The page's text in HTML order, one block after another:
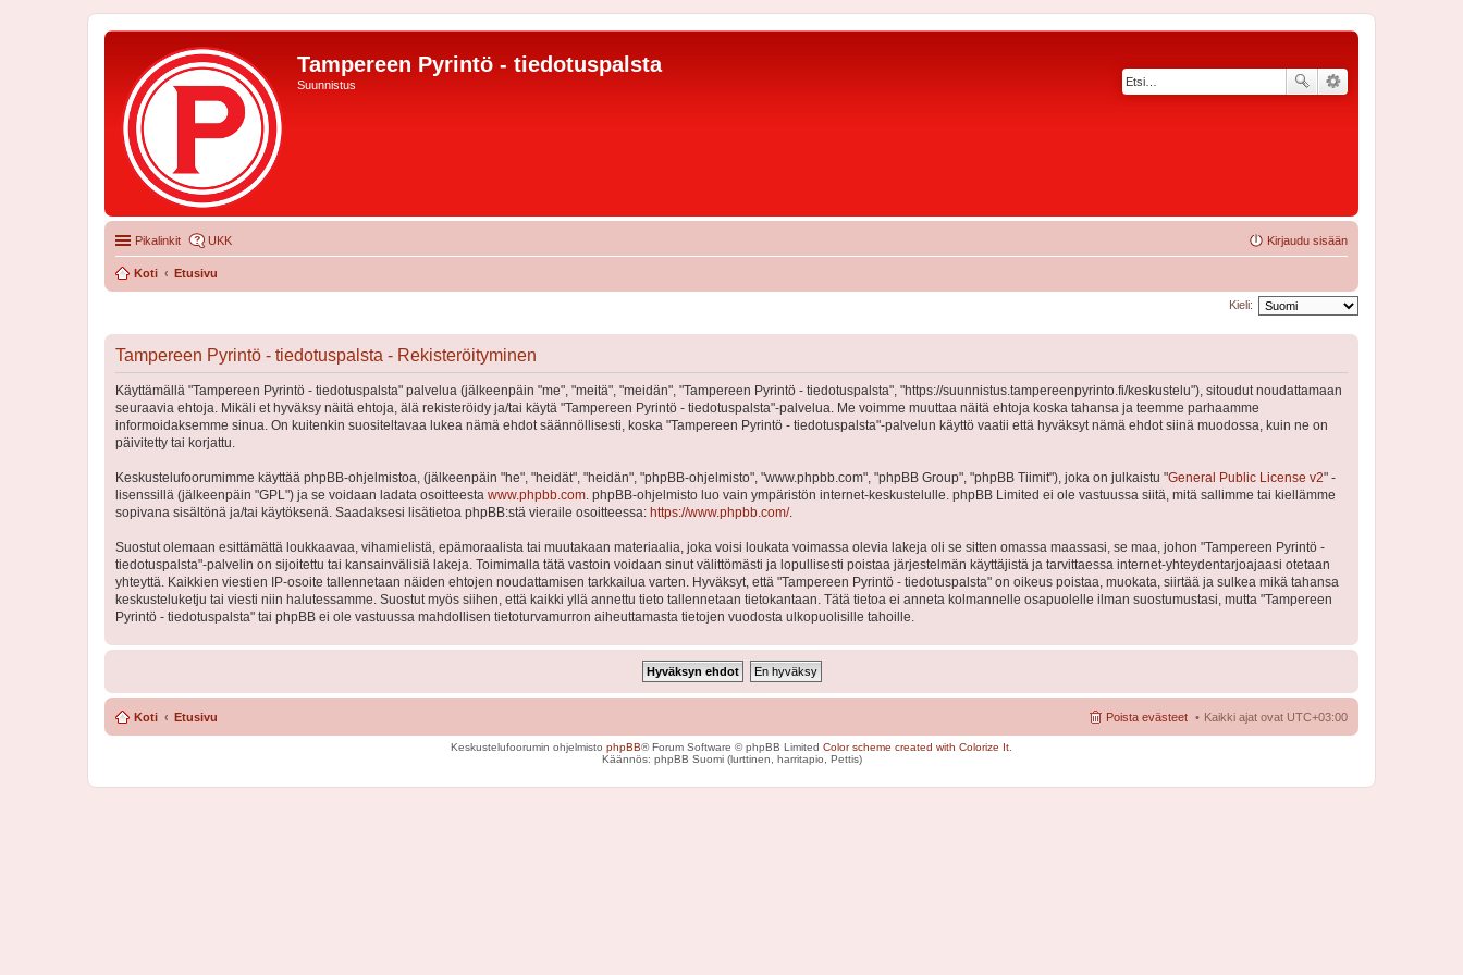
Tampereen Pyrintö - tiedotuspalsta
Suunnistus
Pikalinkit UKK Kirjaudu sisään
Koti Etusivu
Kieli:
Tampereen Pyrintö - tiedotuspalsta - Rekisteröityminen
Käyttämällä "Tampereen Pyrintö - tiedotuspalsta" palvelua (jälkeenpäin "me", "meitä", "meidän", "Tampereen Pyrintö - tiedotuspalsta", "https://suunnistus.tampereenpyrinto.fi/keskustelu"), sitoudut noudattamaan
seuraavia ehtoja. Mikäli et hyväksy näitä ehtoja, älä rekisteröidy ja/tai käytä "Tampereen Pyrintö - tiedotuspalsta"-palvelua. Me voimme muuttaa näitä ehtoja koska tahansa ja teemme parhaamme
informoidaksemme sinua. On kuitenkin suositeltavaa lukea nämä ehdot säännöllisesti, koska "Tampereen Pyrintö - tiedotuspalsta"-palvelun käyttö vaatii että hyväksyt nämä ehdot siinä muodossa, kuin ne on
päivitetty tai korjattu.
Keskustelufoorumimme käyttää phpBB-ohjelmistoa, (jälkeenpäin "he", "heidät", "heidän", "phpBB-ohjelmisto", "www.phpbb.com", "phpBB Group", "phpBB Tiimit"), joka on julkaistu "General Public License v2" -
lisenssillä (jälkeenpäin "GPL") ja se voidaan ladata osoitteesta www.phpbb.com . phpBB-ohjelmisto luo vain ympäristön internet-keskustelulle. phpBB Limited ei ole vastuussa siitä, mitä sallimme tai kiellämme
sopivana sisältönä ja/tai käytöksenä. Saadaksesi lisätietoa phpBB:stä vieraile osoitteessa: https://www.phpbb.com/.
Suostut olemaan esittämättä loukkaavaa, vihamielistä, epämoraalista tai muutakaan materiaalia, joka voisi loukata voimassa olevia lakeja oli se sitten omassa maassasi, se maa, johon "Tampereen Pyrintö -
tiedotuspalsta"-palvelin on sijoitettu tai kansainvälisiä lakeja. Toimimalla tätä vastoin voidaan sinut välittömästi ja lopullisesti poistaa järjestelmän käyttäjistä ja tarvittaessa internet-yhteydentarjoajaasi otetaan
yhteyttä. Kaikkien viestien IP-osoite tallennetaan näiden ehtojen noudattamisen tarkkailua varten. Hyväksyt, että "Tampereen Pyrintö - tiedotuspalsta" on oikeus poistaa, muokata, siirtää ja sulkea mikä tahansa
keskusteluketju tai viesti niin halutessamme. Suostut myös siihen, että kaikki yllä annettu tieto tallennetaan tietokantaan. Tätä tietoa ei anneta kolmannelle osapuolelle ilman suostumustasi, mutta "Tampereen
Pyrintö - tiedotuspalsta" tai phpBB ei ole vastuussa mahdollisen tietoturvamurron aiheuttamasta tietojen vuodosta ulkopuolisille tahoille.
Koti Etusivu Kaikki ajat ovat UTC+03:00
Poista evästeet
Keskustelufoorumin ohjelmisto phpBB® Forum Software © phpBB Limited Color scheme created with Colorize It
Käännös: phpBB Suomi (lurttinen, harritapio, Pettis)